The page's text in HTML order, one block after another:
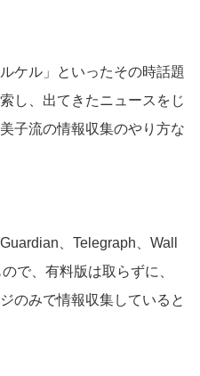
ケル」といったその時話題
し、出てきたニュースをじ
子流の情報収集のやり方な
、Telegraph、Wall
で、有料版は取らずに、
のみで情報収集していると